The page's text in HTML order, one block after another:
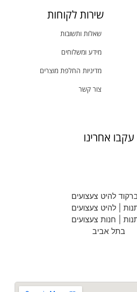
שירות לקוחות
שאלות ותשובות
מידע ומשלוחים
מדיניות החלפת מוצרים
צור קשר
עקבו אחרינו